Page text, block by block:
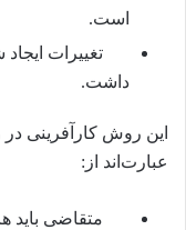
است.
تغییرات
داشت.
این روش کارآفرینی در
عبارت‌اند از:
متقاضی باید